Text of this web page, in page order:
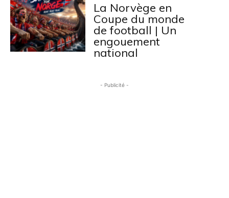
La Norvège en
Coupe du monde
de football | Un
engouement
national
- Publicité -